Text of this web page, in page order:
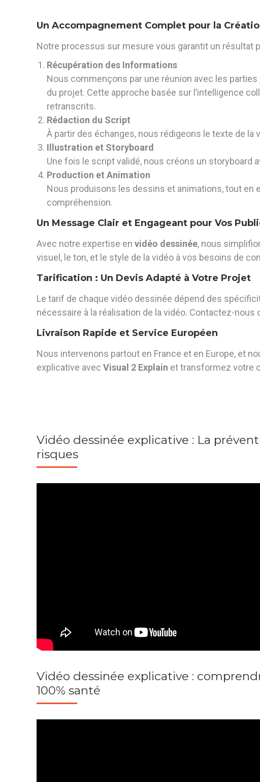
Un Accompagnement Complet pour la
Notre processus sur mesure vous garantit un résultat
Récupération des Informations
Nous commençons par une réunion avec les
du projet. Cette approche basée sur l’intelligence
retranscrits.
Rédaction du Script
À partir des échanges, nous rédigeons le texte de
Illustration et Storyboard
Une fois le script validé, nous créons un storyboard
Production et Animation
Nous produisons les dessins et animations, tout en
compréhension.
Un Message Clair et Engageant pour Vos
Avec notre expertise en vidéo dessinée, nous
visuel, le ton, et le style de la vidéo à vos besoins de
Tarification : Un Devis Adapté à Votre Projet
Le tarif de chaque vidéo dessinée dépend des
nécessaire à la réalisation de la vidéo. Contactez-
Livraison Rapide et Service Européen
Nous intervenons partout en France et en Europe, et
explicative avec Visual 2 Explain et transformez votre
Vidéo dessinée explicative : La
risques
Vidéo dessinée explicative :
100% santé